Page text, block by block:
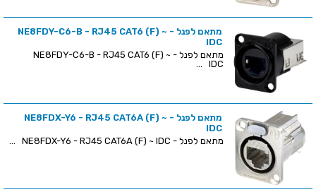
מתאם לפנל - NE8FDY-C6-B - RJ45 CAT6 (F) ~
IDC
מתאם לפנל - NE8FDY-C6-B - RJ45 CAT6 (F) ~
IDC ...
מתאם לפנל - NE8FDX-Y6 - RJ45 CAT6A (F) ~
IDC
מתאם לפנל - NE8FDX-Y6 - RJ45 CAT6A (F) ~ IDC ...